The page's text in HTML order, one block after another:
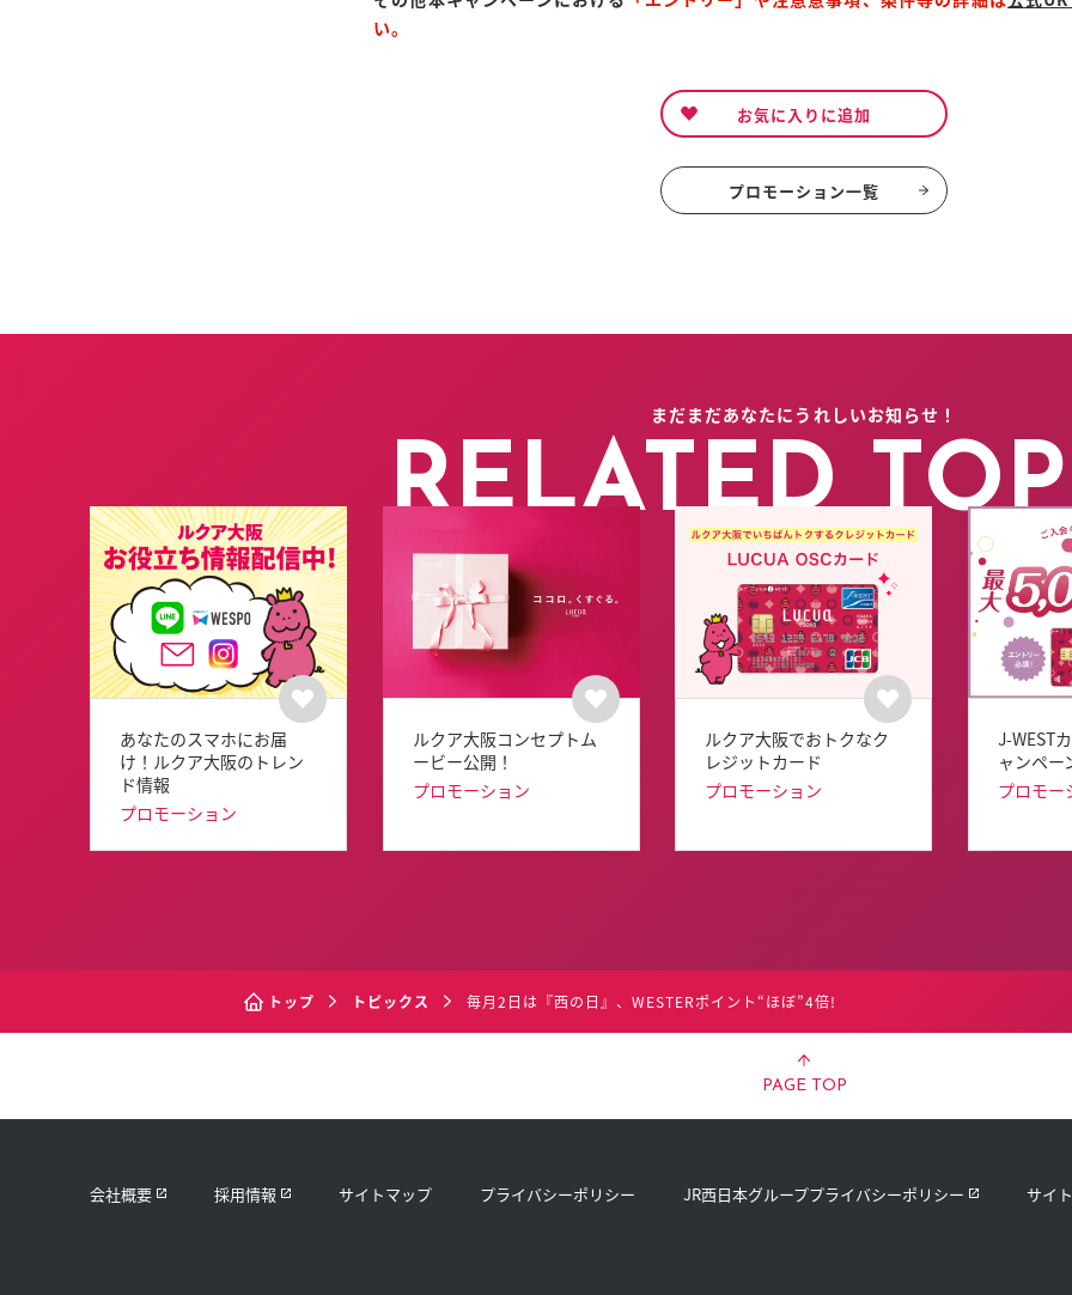
い。
お気に入りに追加
プロモーション一覧
まだまだあなたにうれしいお知らせ！
RELATED
あなたのスマホにお届
け！ルクア大阪のトレン
ド情報
プロモーション
ルクア大阪コンセプトム
ービー公開！
プロモーション
ルクア大阪でおトクなク
レジットカード
プロモーション
J-WEST
ャンペー
プロモー
トップ トピックス 毎月2日は『西の日』、WESTERポイント“ほぼ”4倍!
PAGE TOP
会社概要 採用情報 サイトマップ プライバシーポリシー JR西日本グループプライバシーポリシー サイ